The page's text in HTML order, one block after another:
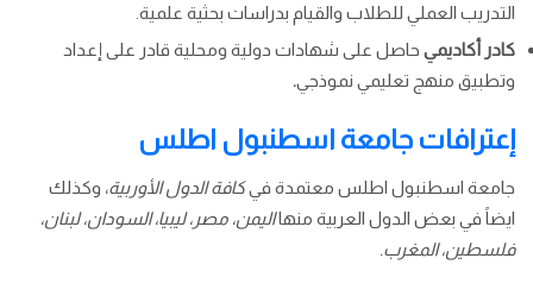
التدريب العملي للطلاب والقيام بدراسات بحثية علمية.
كادر أكاديمي حاصل على شهادات دولية ومحلية قادر على إعداد
وتطبيق منهج تعليمي نموذجي.
إعترافات جامعة اسطنبول اطلس
جامعة اسطنبول اطلس معتمدة فيكافة الدول الأوربية، وكذلك
ايضاً في بعض الدول العربية منهااليمن، مصر، ليبيا، السودان، لبنان،
فلسطين، المغرب.